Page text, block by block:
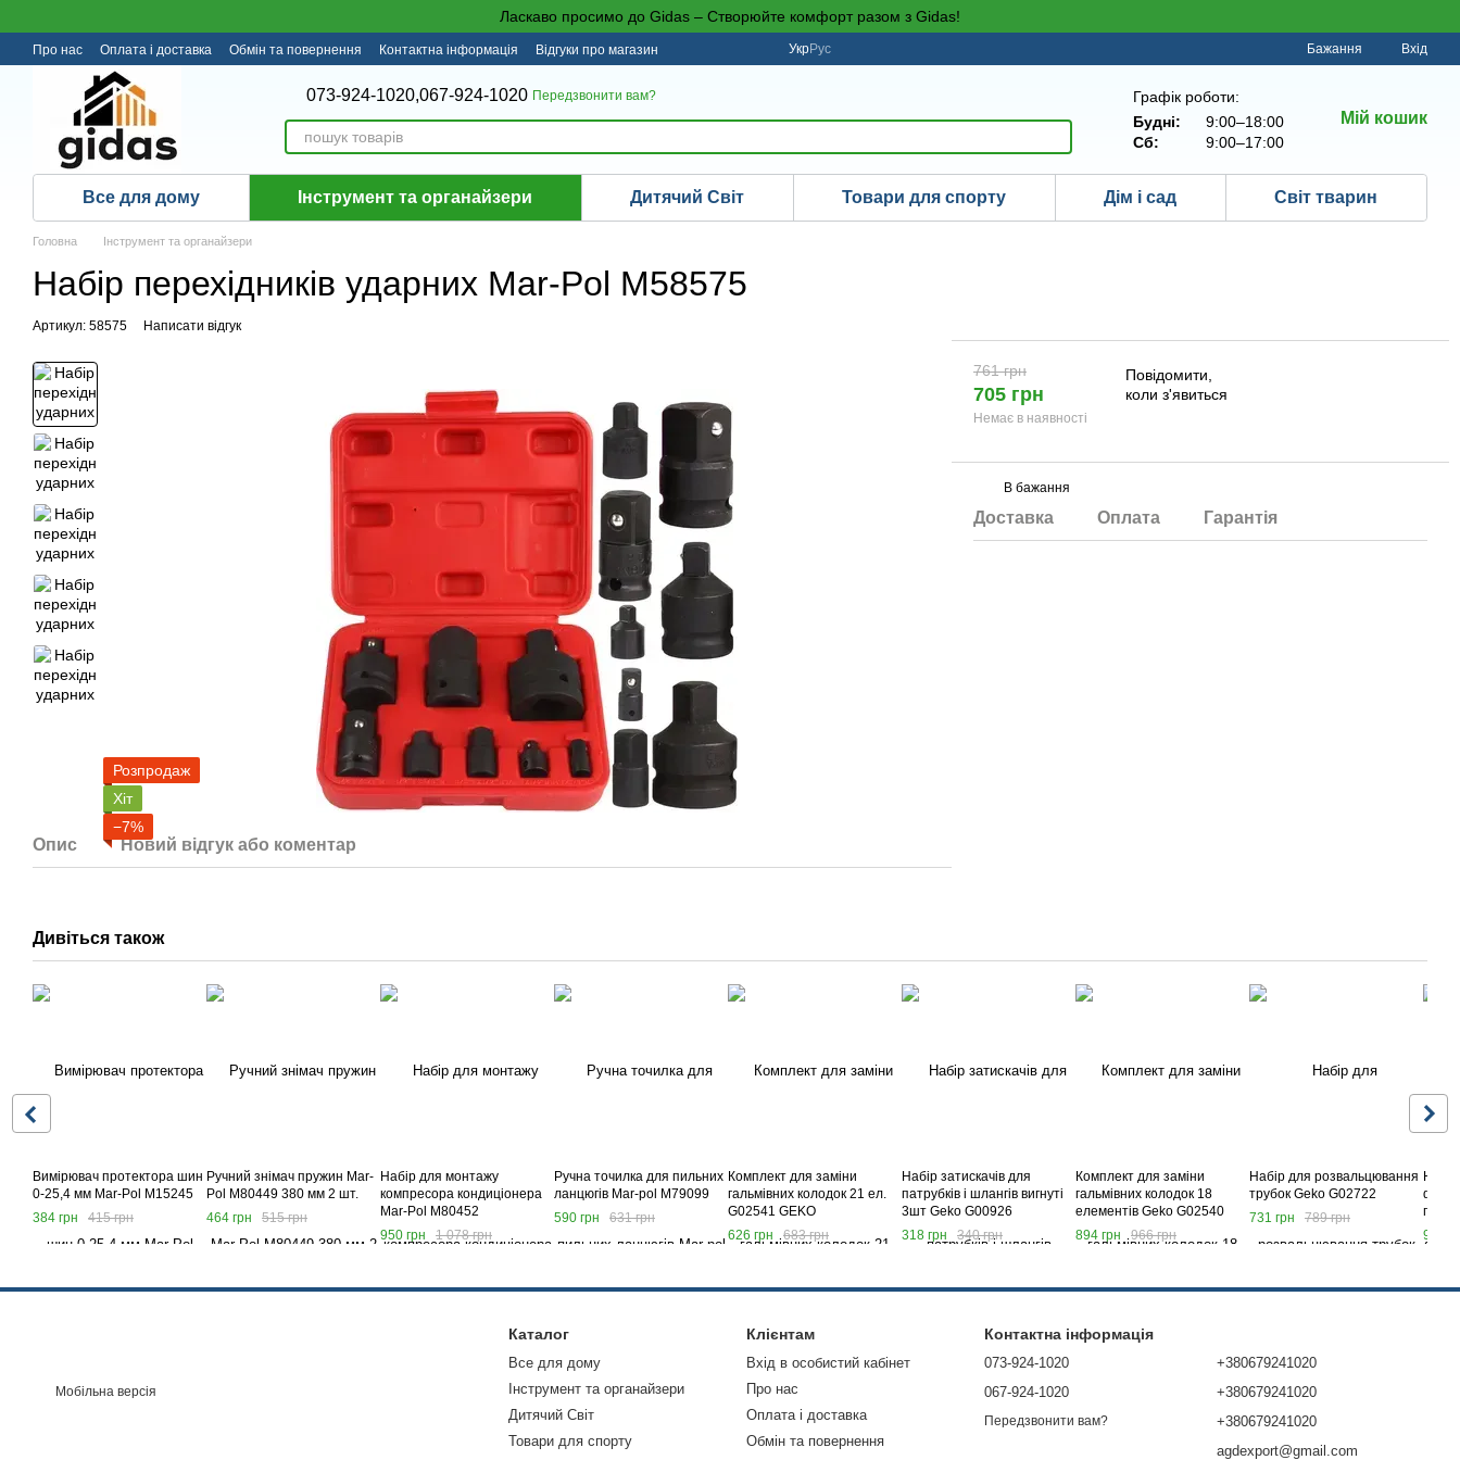
Ласкаво просимо до Gidas – Створюйте комфорт разом з Gidas!
Про нас Оплата і доставка Обмін та повернення Контактна інформація Відгуки про магазин УкрРус Бажання Вхід
073-924-1020,067-924-1020 Передзвонити вам?
Графік роботи:
Будні:
9:00–18:00
Сб:
9:00–17:00
Мій кошик
Все для дому Інструмент та органайзери Дитячий Світ Товари для спорту Дім і сад Світ тварин
Головна Інструмент та органайзери
Набір перехідників ударних Mar-Pol M58575
Артикул: 58575 Написати відгук
Розпродаж
Хіт
−7%
Опис Новий відгук або коментар
761 грн
705 грн
Немає в наявності
Повідомити,
коли з'явиться
В бажання
Доставка Оплата Гарантія
Дивіться також
Вимірювач протектора шин
0-25,4 мм Mar-Pol M15245
384 грн
415 грн
Ручний знімач пружин Mar-
Pol M80449 380 мм 2 шт.
464 грн
515 грн
Набір для монтажу
компресора кондиціонера
Mar-Pol M80452
950 грн
1 078 грн
Ручна точилка для пильних
ланцюгів Mar-pol M79099
590 грн
631 грн
Комплект для заміни
гальмівних колодок 21 ел.
G02541 GEKO
626 грн
683 грн
Набір затискачів для
патрубків і шлангів вигнуті
3шт Geko G00926
318 грн
340 грн
Комплект для заміни
гальмівних колодок 18
елементів Geko G02540
894 грн
966 грн
Набір для розвальцювання
трубок Geko G02722
731 грн
789 грн
918
Мобільна версія
Каталог
Все для дому
Інструмент та органайзери
Дитячий Світ
Товари для спорту
Клієнтам
Вхід в особистий кабінет
Про нас
Оплата і доставка
Обмін та повернення
Контактна інформація
073-924-1020
067-924-1020
Передзвонити вам?
+380679241020
+380679241020
+380679241020
agdexport@gmail.com